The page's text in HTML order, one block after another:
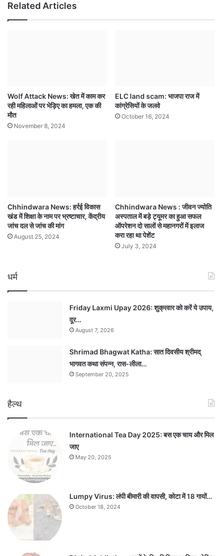
Related Articles
Wolf Attack News: खेत में काम कर
रही महिलाओं पर भेड़िए का हमला, एक की
मौत
November 8, 2024
ELC land scam: भाजपा राज में
कांग्रेसियों के जलवे
October 16, 2024
Chhindwara News: हर्रई विकास
खंड में शिक्षा के नाम पर भ्रष्टाचार, केंद्रीय
जांच दल से जांच की मांग
August 25, 2024
Chhindwara News : जीवन ज्योति
अस्पताल में बड़े ट्यूमर का हुआ सफल
ऑपरेशन दो सालों से महानगरों में इलाज
करा रहा था पेशेंट
July 3, 2024
धर्म
Friday Laxmi Upay 2026: शुक्रवार को करें ये उपाय,
दूर…
August 7, 2026
Shrimad Bhagwat Katha: सात दिवसीय श्रीमद्
भागवत कथा संपन्न, रास-लीला…
September 20, 2025
हैल्थ
International Tea Day 2025: बस एक चाय और मिल
जाए
May 20, 2025
Lumpy Virus: लंपी बीमारी की वापसी, कोटा में 18 गायों…
October 18, 2024